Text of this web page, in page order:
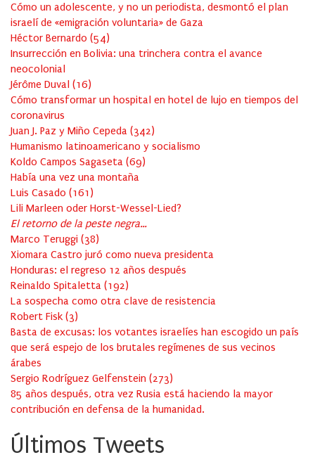
Cómo un adolescente, y no un periodista, desmontó el plan
israelí de «emigración voluntaria» de Gaza
Héctor Bernardo (54)
Insurrección en Bolivia: una trinchera contra el avance
neocolonial
Jérôme Duval (16)
Cómo transformar un hospital en hotel de lujo en tiempos del
coronavirus
Juan J. Paz y Miño Cepeda (342)
Humanismo latinoamericano y socialismo
Koldo Campos Sagaseta (69)
Había una vez una montaña
Luis Casado (161 )
Lili Marleen oder Horst-Wessel-Lied?
El retorno de la peste negra…
Marco Teruggi (38)
Xiomara Castro juró como nueva presidenta
Honduras: el regreso 12 años después
Reinaldo Spitaletta (192)
La sospecha como otra clave de resistencia
Robert Fisk (3)
Basta de excusas: los votantes israelíes han escogido un país
que será espejo de los brutales regímenes de sus vecinos
árabes
Sergio Rodríguez Gelfenstein (273)
85 años después, otra vez Rusia está haciendo la mayor
contribución en defensa de la humanidad.
Últimos Tweets